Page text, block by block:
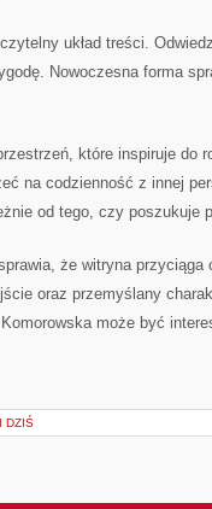
układ treści.
Nowoczesna forma
które inspiruje do
na codzienność z innej
od tego, czy poszukuje
że witryna przyciąga
oraz przemyślany
może być
DZIŚ